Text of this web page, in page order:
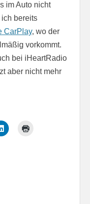
im Auto nicht
bereits
CarPlay, wo der
vorkommt.
bei iHeartRadio
aber nicht mehr